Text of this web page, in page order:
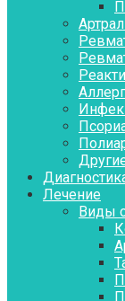
Лечение
Виды